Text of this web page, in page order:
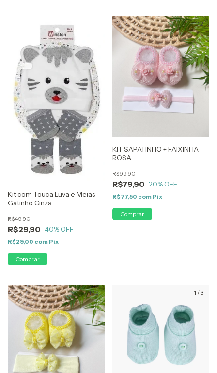
Kit com Touca Luva e Meias
Gatinho Cinza
R$29,90
R$49,90
40% OFF
R$29,00 com Pix
1/2
KIT SAPATINHO + FAIXINHA
ROSA
R$79,90
R$99,90
20% OFF
R$77,50 com Pix
1/2 1 /3